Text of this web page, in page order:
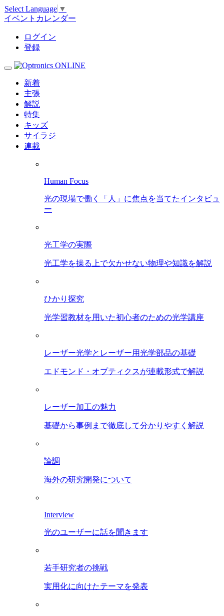
Select Language ▼
イベントカレンダー
ログイン
登録
新着
主張
解説
特集
キッズ
サイラジ
連載
Human Focus
光の現場で働く「人」に焦点を当てたインタビュ
ー
光工学の実際
光工学を操る上で欠かせない物理や知識を解説
ひかり探究
光学習教材を用いた初心者のための光学講座
レーザー光学とレーザー用光学部品の基礎
エドモンド・オプティクスが連載形式で解説
レーザー加工の魅力
基礎から事例まで徹底して分かりやすく解説
論調
海外の研究開発について
Interview
光のユーザーに話を聞きます
若手研究者の挑戦
実用化に向けたテーマを発表